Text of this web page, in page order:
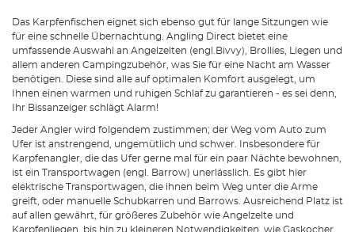
Das Karpfenfischen eignet sich ebenso gut für lange Sitzungen wie
für eine schnelle Übernachtung. Angling Direct bietet eine
umfassende Auswahl an Angelzelten (engl.Bivvy), Brollies, Liegen und
allem anderen Campingzubehör, was Sie für eine Nacht am Wasser
benötigen. Diese sind alle auf optimalen Komfort ausgelegt, um
Ihnen einen warmen und ruhigen Schlaf zu garantieren - es sei denn,
Ihr Bissanzeiger schlägt Alarm!
Jeder Angler wird folgendem zustimmen; der Weg vom Auto zum
Ufer ist anstrengend, ungemütlich und schwer. Insbesondere für
Karpfenangler, die das Ufer gerne mal für ein paar Nächte bewohnen,
ist ein Transportwagen (engl. Barrow) unerlässlich. Es gibt hier
elektrische Transportwagen, die ihnen beim Weg unter die Arme
greift, oder manuelle Schubkarren und Barrows. Ausreichend Platz ist
auf allen gewährt, für größeres Zubehör wie Angelzelte und
Karpfenliegen, bis hin zu kleineren Notwendigkeiten, wie Gaskocher